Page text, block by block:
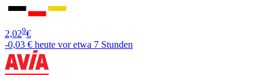
2,029€
-0,03 € heute vor etwa 7 Stunden